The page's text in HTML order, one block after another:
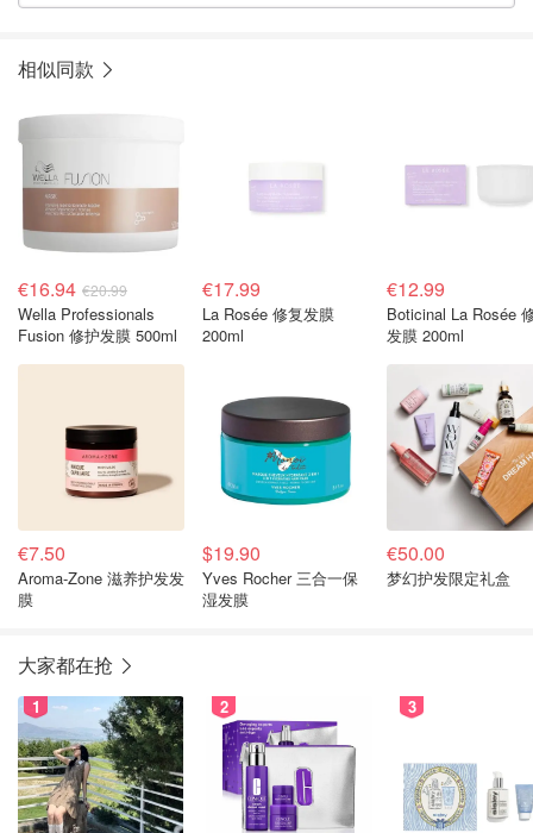
相似同款
€16.94 €20.99
Wella Professionals
Fusion 修护发膜 500ml
€17.99
La Rosée 修复发膜
200ml
€12.99
Boticinal La Rosée
发膜 200ml
€7.50
Aroma-Zone 滋养护发发
膜
$19.90
Yves Rocher 三合一保
湿发膜
€50.00
梦幻护发限定礼盒
大家都在抢
1 2 3